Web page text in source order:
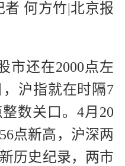
者 何方竹|北京报
市还在2000点左
沪指就在时隔7
数关口。4月20
点新高，沪深两
历史纪录，两市